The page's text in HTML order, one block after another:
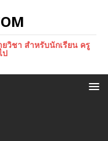
วิชา สำหรับนักเรียน ครู
ป